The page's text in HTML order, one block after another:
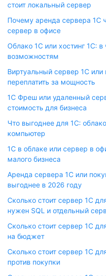
стоит локальный сервер
Почему аренда сервера 1С
сервер в офисе
Облако 1С или хостинг 1С:
возможностям
Виртуальный сервер 1С
переплатить за мощность
1С Фреш или удаленный
стоимость для бизнеса
Что выгоднее для 1С:
компьютер
1С в облаке или сервер в
малого бизнеса
Аренда сервера 1С или
выгоднее в 2026 году
Сколько стоит сервер 1С
нужен SQL и отдельный
Сколько стоит сервер 1С
на бюджет
Сколько стоит сервер 1С
против покупки